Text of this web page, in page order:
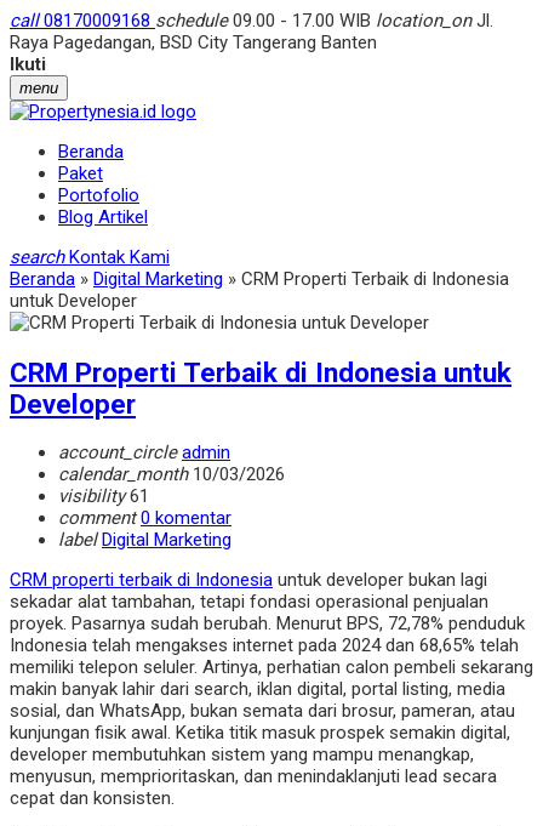
call08170009168 schedule09.00 - 17.00 WIB location_onJl.
Raya Pagedangan, BSD City Tangerang Banten
Ikuti
menu
Beranda
Paket
Portofolio
Blog Artikel
search Kontak Kami
Beranda » Digital Marketing » CRM Properti Terbaik di Indonesia
untuk Developer
CRM Properti Terbaik di Indonesia untuk
Developer
account_circle admin
calendar_month10/03/2026
visibility61
comment 0 komentar
label Digital Marketing
CRM properti terbaik di Indonesia untuk developer bukan lagi
sekadar alat tambahan, tetapi fondasi operasional penjualan
proyek. Pasarnya sudah berubah. Menurut BPS, 72,78% penduduk
Indonesia telah mengakses internet pada 2024 dan 68,65% telah
memiliki telepon seluler. Artinya, perhatian calon pembeli sekarang
makin banyak lahir dari search, iklan digital, portal listing, media
sosial, dan WhatsApp, bukan semata dari brosur, pameran, atau
kunjungan fisik awal. Ketika titik masuk prospek semakin digital,
developer membutuhkan sistem yang mampu menangkap,
menyusun, memprioritaskan, dan menindaklanjuti lead secara
cepat dan konsisten.